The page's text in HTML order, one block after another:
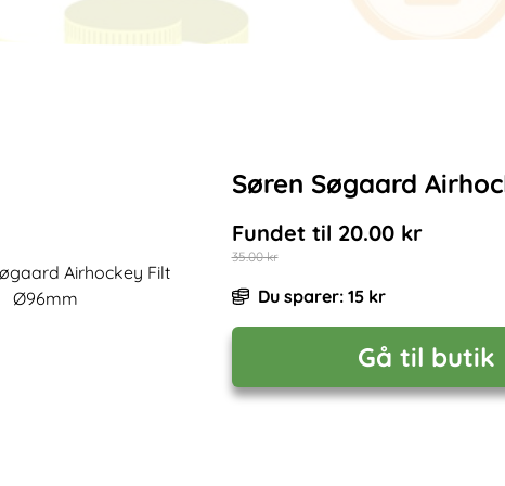
Søren Søgaard
Fundet til 20.00kr
35.00kr
Du sparer: 15 kr
Gå til butik